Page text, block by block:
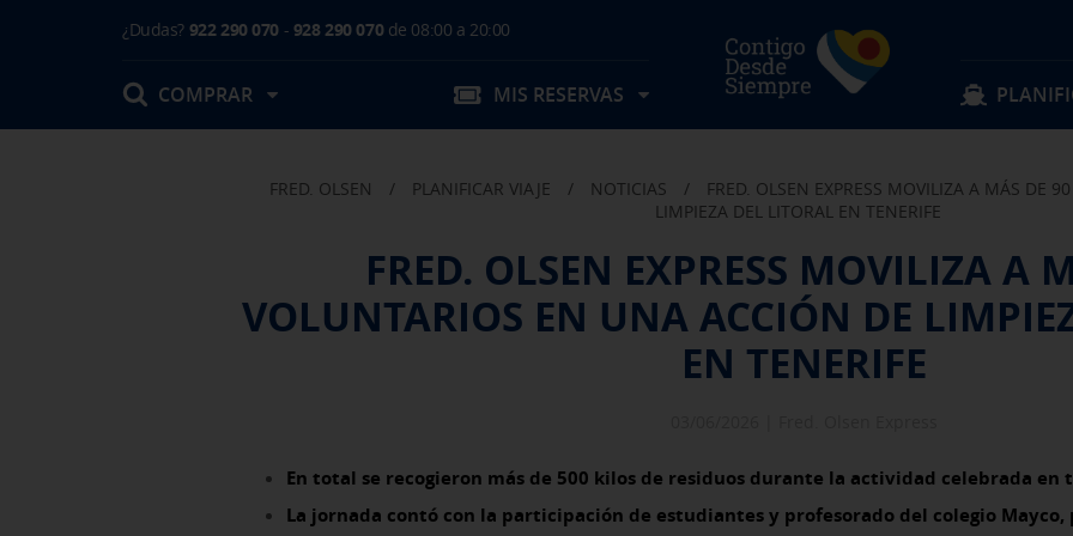
¿Dudas? 922 290 070 - 928 290 070de 08:00 a 20:00
COMPRAR
Comprar tu viaje Horarios
Sigue navegando
Rutas
Tarifas
Ofertas y actividades
Reservas Grupos
MIS RESERVAS
T.Embarque / Resumen de Compra
Facturas
Cambios
Localizar mi reserva
Prepara tu viaje Experiencia a bordo Descubre Fred. Olsen
Contacto Preguntas frecuentes
Sigue navegando
Objetos perdidos
Sugerencias y quejas
Información al pasajero
Condiciones de transporte
FRED. OLSEN / PLANIFICAR VIAJE / NOTICIAS /
FRED. OLSEN EXPRESS MOVILIZA A MÁS DE
LIMPIEZA DEL LITORAL EN TENERIFE
FRED. OLSEN EXPRESS MOVILIZA A
VOLUNTARIOS EN UNA ACCIÓN DE
EN TENERIFE
En total se recogieron más de 500 kilos de residuos durante la actividad celebrada en
La jornada contó con la participación de estudiantes y profesorado del colegio